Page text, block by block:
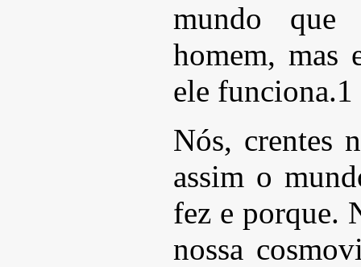
mundo que
homem, mas
ele funciona.1
Nós, crentes
assim o
fez e porque.
nossa